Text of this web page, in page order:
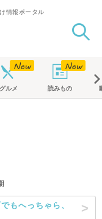
情報ポータル
グルメ 読みもの
もへっちゃら、